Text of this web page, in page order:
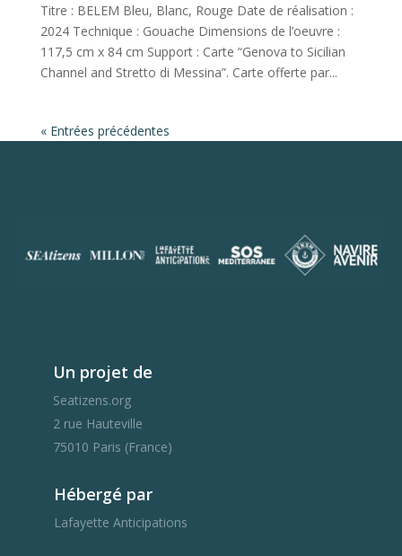
Titre : BELEM Bleu, Blanc, Rouge Date de réalisation :
2024 Technique : Gouache Dimensions de l’oeuvre :
117,5 cm x 84 cm Support : Carte “Genova to Sicilian
Channel and Stretto di Messina”. Carte offerte par...
« Entrées précédentes
Un projet de
Seatizens.org
2 rue Hauteville
75010 Paris (France)
Hébergé par
Lafayette Anticipations